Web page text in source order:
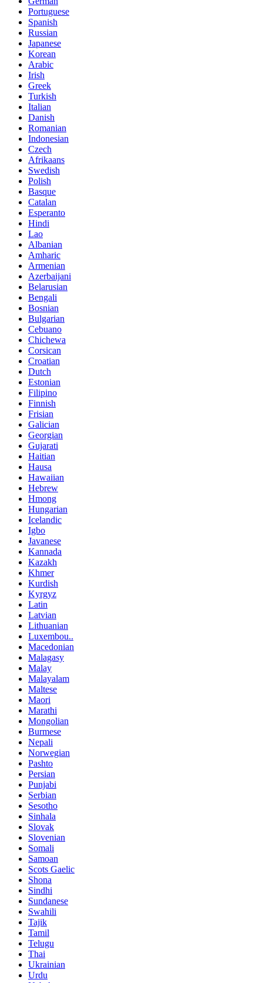
Portuguese
Spanish
Russian
Japanese
Korean
Arabic
Irish
Greek
Turkish
Italian
Danish
Romanian
Indonesian
Czech
Afrikaans
Swedish
Polish
Basque
Catalan
Esperanto
Hindi
Lao
Albanian
Amharic
Armenian
Azerbaijani
Belarusian
Bengali
Bosnian
Bulgarian
Cebuano
Chichewa
Corsican
Croatian
Dutch
Estonian
Filipino
Finnish
Frisian
Galician
Georgian
Gujarati
Haitian
Hausa
Hawaiian
Hebrew
Hmong
Hungarian
Icelandic
Igbo
Javanese
Kannada
Kazakh
Khmer
Kurdish
Kyrgyz
Latin
Latvian
Lithuanian
Luxembou..
Macedonian
Malagasy
Malay
Malayalam
Maltese
Maori
Marathi
Mongolian
Burmese
Nepali
Norwegian
Pashto
Persian
Punjabi
Serbian
Sesotho
Sinhala
Slovak
Slovenian
Somali
Samoan
Scots Gaelic
Shona
Sindhi
Sundanese
Swahili
Tajik
Tamil
Telugu
Thai
Ukrainian
Urdu